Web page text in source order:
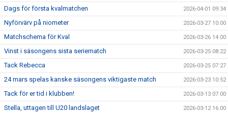
Dags för första kvalmatchen 2026-04-01 09:34
Nyförvärv på niometer 2026-03-27 10:00
Matchschema för Kval 2026-03-26 14:00
Vinst i säsongens sista seriematch 2026-03-25 08:22
Tack Rebecca 2026-03-25 07:27
24 mars spelas kanske säsongens viktigaste match 2026-03-23 10:52
Tack för er tid i klubben! 2026-03-13 07:00
Stella, uttagen till U20 landslaget 2026-03-12 16:00